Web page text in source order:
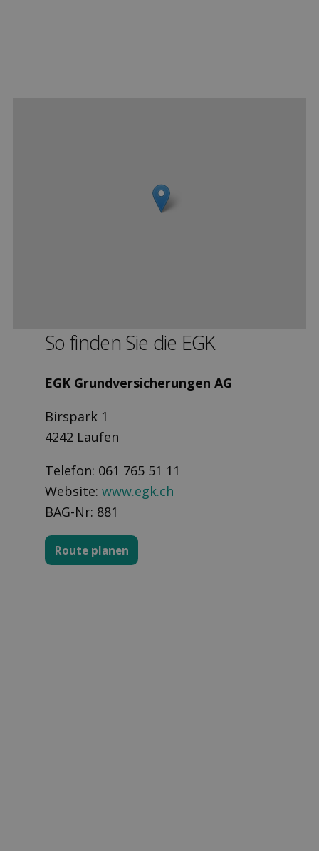
So finden Sie die EGK
EGK Grund­versicherungen AG
Birspark 1
4242 Laufen
Telefon: 061 765 51 11
Website: www.egk.ch
BAG-Nr: 881
Route planen